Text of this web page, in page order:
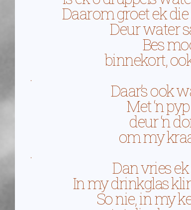
Daarom groet ek die
Deur water
Bes
binnekort,
.
Daar’s ook
Met ‘n
deur ‘n
om my
.
Dan vries
In my drinkglas
So nie, in my